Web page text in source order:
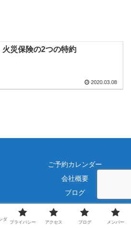
火災保険の2つの特約
2020.03.08
ご予約カレンダー
会社概要
ブログ
All Rights Reserved. icon by icons8
ダ
プライバシー アクセス ブログ メンバー